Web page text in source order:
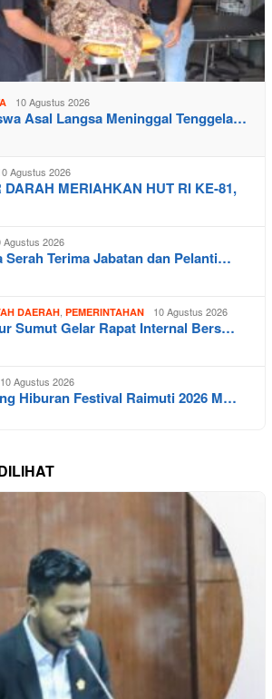
10 Agustus 2026
Asal Langsa Meninggal Tenggela…
Agustus 2026
DARAH MERIAHKAN HUT RI KE-81,
Agustus 2026
Serah Terima Jabatan dan Pelanti…
DAERAH PEMERINTAHAN 10 Agustus 2026
Sumut Gelar Rapat Internal Bers…
10 Agustus 2026
Hiburan Festival Raimuti 2026 M…